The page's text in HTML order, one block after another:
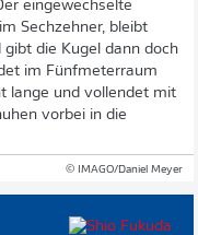
eingewechselte
Sechzehner, bleibt
die Kugel dann doch
im Fünfmeterraum
lange und vollendet mit
vorbei in die
© IMAGO/Daniel Meyer